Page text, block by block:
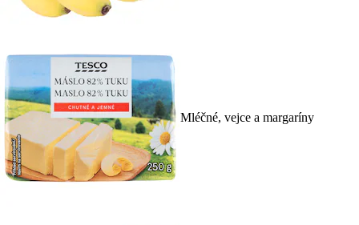
Mléčné, vejce a margaríny